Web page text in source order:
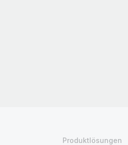
Produktlösungen